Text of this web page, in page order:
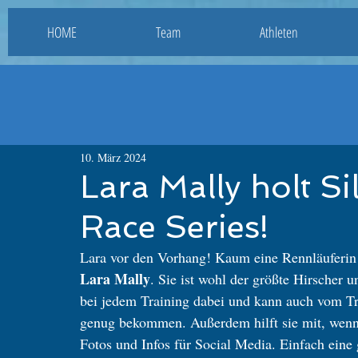
HOME Team Athleten
Lara Mally holt
Race Series!
10. März 2024
Lara vor den Vorhang! Kaum eine
Lara Mally. Sie ist wohl der größte Hirscher
bei jedem Training dabei und kann auch vom
genug bekommen. Außerdem hilft sie mit,
Fotos und Infos für Social Media. Einfach eine